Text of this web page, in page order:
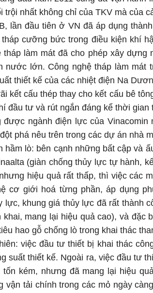
trội nhất không chỉ của TKV mà của
lần đầu tiên ở VN đã áp dụng
cưỡng bức trong điều kiện khí
tháp làm mát đã cho phép xây dựng
nước lớn. Công nghệ tháp làm mát
thiết kế của các nhiệt điện Na
kết cấu thép thay cho kết cấu bê
đầu tư và rút ngắn đáng kể thời gian
được ngành điện lực của Vinacomin
phá nêu trên trong các dự án nhà
hầm lò: bên cạnh những bất cập và
(giàn chống thủy lực tự hành,
hiệu quả rất thấp, thì việc các
cơ giới hoá từng phần, áp dụng
lực, khung giá thủy lực đã rất thành
khai, mang lại hiệu quả cao), và đặc
hao gỗ chống lò trong khai thác
việc đầu tư thiết bị khai thác
suất thiết kế. Ngoài ra, việc đầu tư
kém, nhưng đã mang lại hiệu
vận tải chính trong các mỏ ngày